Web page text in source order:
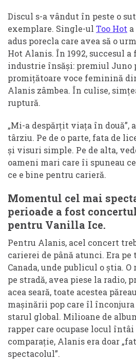
Discul s-a vândut în peste o
exemplare. Single-ul Too Hot
adus porecla care avea să o
Hot Alanis. În 1992, succesul
industrie însăși: premiul Juno
promițătoare voce feminină din
Alanis zâmbea. În culise,
ruptură.
„Mi-a despărțit viața în două”,
târziu. Pe de o parte, fata de
și visuri simple. Pe de alta,
oameni mari care îi spuneau
ce e bine pentru carieră.
Momentul cel mai
perioade a fost
pentru Vanilla Ice.
Pentru Alanis, acel concert
carierei de până atunci. Era
Canada, unde publicul o știa.
pe stradă, avea piese la radio,
acea seară, toate acestea
mașinării pop care îl înconjura
starul global. Milioane de
rapper care ocupase locul
comparație, Alanis era doar
spectacolul”.